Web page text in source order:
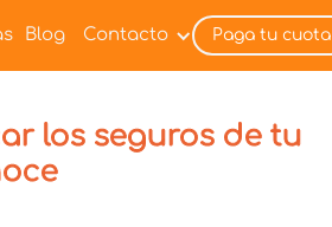
Blog Contacto Paga tu cuota
los seguros de tu